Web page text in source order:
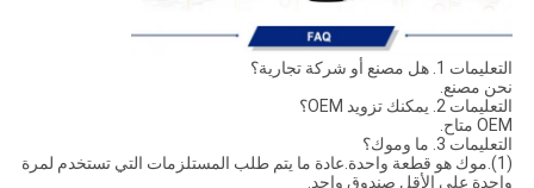
التعليمات 1. هل مصنع أو شركة تجارية؟
نحن مصنع.
التعليمات 2. يمكنك تزويد OEM؟
OEM متاح.
التعليمات 3. ما وموك؟
(1).موك هو قطعة واحدة.عادة ما يتم طلب المستلزمات التي تستخدم لمرة
واحدة على الأقل صندوق واحد.